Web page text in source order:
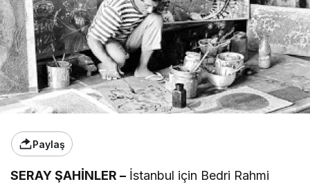
Paylaş
SERAY ŞAHİNLER – İstanbul için Bedri Rahmi